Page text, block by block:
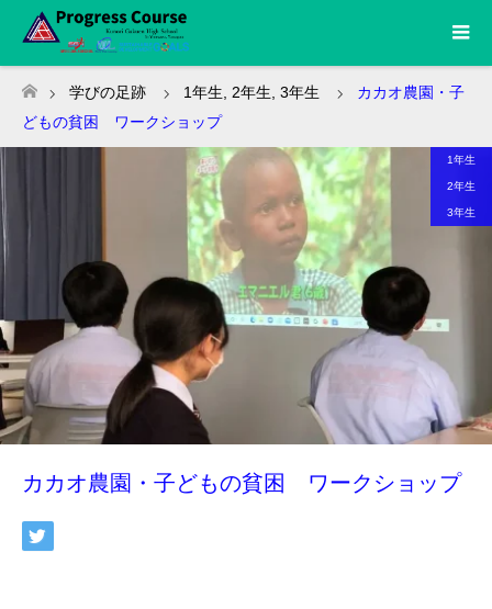
ホーム
学びの足跡 1年生 2年生 3年生
カカオ農園・子
どもの貧困 ワークショップ
1年生
2年生
3年生
カカオ農園・子どもの貧困 ワークショップ